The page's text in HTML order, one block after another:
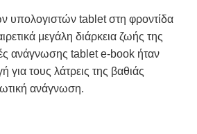
υπολογιστών tablet στη φροντίδα
μεγάλη διάρκεια ζωής της
ανάγνωσης tablet e-book ήταν
τους λάτρεις της βαθιάς
ανάγνωση.